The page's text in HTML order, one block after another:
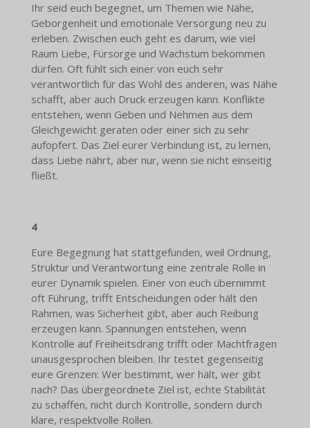
Ihr seid euch begegnet, um Themen wie Nähe,
Geborgenheit und emotionale Versorgung neu zu
erleben. Zwischen euch geht es darum, wie viel
Raum Liebe, Fürsorge und Wachstum bekommen
dürfen. Oft fühlt sich einer von euch sehr
verantwortlich für das Wohl des anderen, was Nähe
schafft, aber auch Druck erzeugen kann. Konflikte
entstehen, wenn Geben und Nehmen aus dem
Gleichgewicht geraten oder einer sich zu sehr
aufopfert. Das Ziel eurer Verbindung ist, zu lernen,
dass Liebe nährt, aber nur, wenn sie nicht einseitig
fließt.
4
Eure Begegnung hat stattgefunden, weil Ordnung,
Struktur und Verantwortung eine zentrale Rolle in
eurer Dynamik spielen. Einer von euch übernimmt
oft Führung, trifft Entscheidungen oder hält den
Rahmen, was Sicherheit gibt, aber auch Reibung
erzeugen kann. Spannungen entstehen, wenn
Kontrolle auf Freiheitsdrang trifft oder Machtfragen
unausgesprochen bleiben. Ihr testet gegenseitig
eure Grenzen: Wer bestimmt, wer hält, wer gibt
nach? Das übergeordnete Ziel ist, echte Stabilität
zu schaffen, nicht durch Kontrolle, sondern durch
klare, respektvolle Rollen.